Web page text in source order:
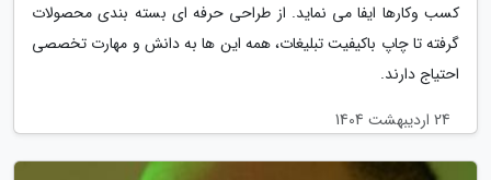
کسب وکارها ایفا می نماید. از طراحی حرفه ای بسته بندی محصولات
گرفته تا چاپ باکیفیت تبلیغات، همه این ها به دانش و مهارت تخصصی
احتیاج دارند.
24 اردیبهشت 1404